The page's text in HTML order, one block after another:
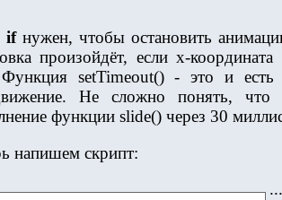
if нужен, чтобы остановить
произойдёт, если х-
setTimeout() - это и есть
Не сложно понять, что
функции slide() через 30
напишем скрипт: